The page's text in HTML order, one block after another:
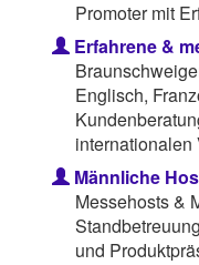
Promoter mit
Erfahrene &
Englisch,
internationalen
Männliche
Messehosts &
und